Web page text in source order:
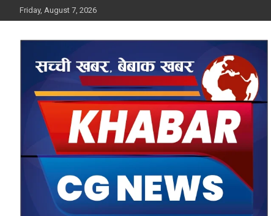
to
Friday, August 7, 2026